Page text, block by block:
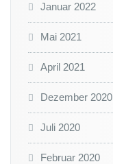
Januar 2022
Mai 2021
April 2021
Dezember 2020
Juli 2020
Februar 2020